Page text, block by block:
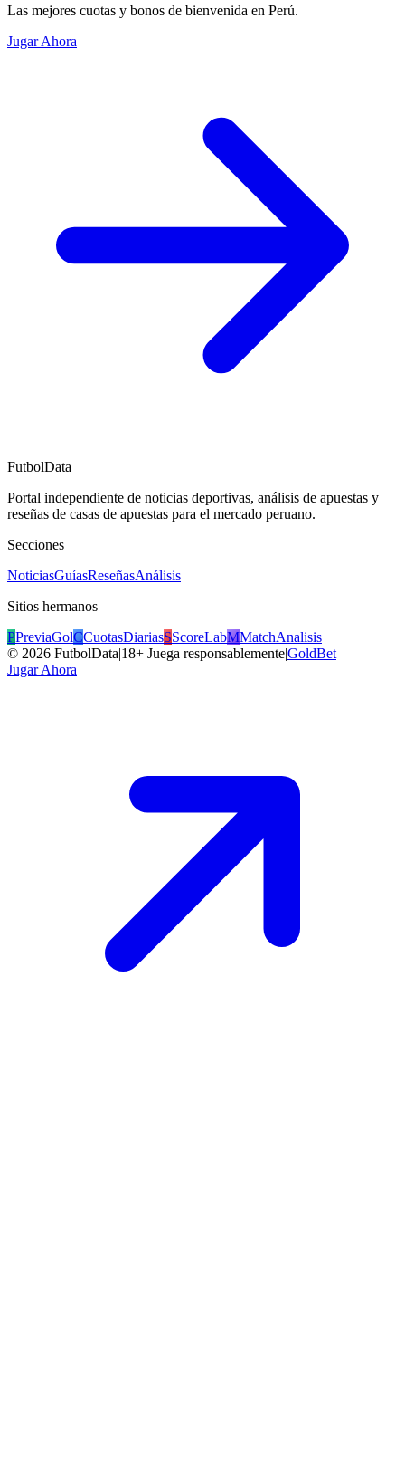
Las mejores cuotas y bonos de bienvenida en Perú.
Jugar Ahora
FutbolData
Portal independiente de noticias deportivas, análisis de apuestas y
reseñas de casas de apuestas para el mercado peruano.
Secciones
NoticiasGuíasReseñasAnálisis
Sitios hermanos
PPreviaGolCCuotasDiariasSScoreLabMMatchAnalisis
© 2026 FutbolData|18+ Juega responsablemente|GoldBet
Jugar Ahora